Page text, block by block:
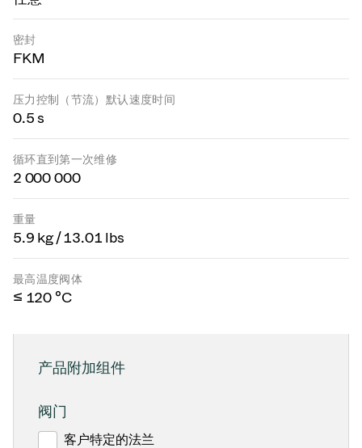
密封
FKM
压力控制（节流）默认速度时间
0.5 s
循环直到第一次维修
2 000 000
重量
5.9 kg / 13.01 lbs
最高温度阀体
≤ 120 °C
产品附加组件
阀门
客户特定的法兰